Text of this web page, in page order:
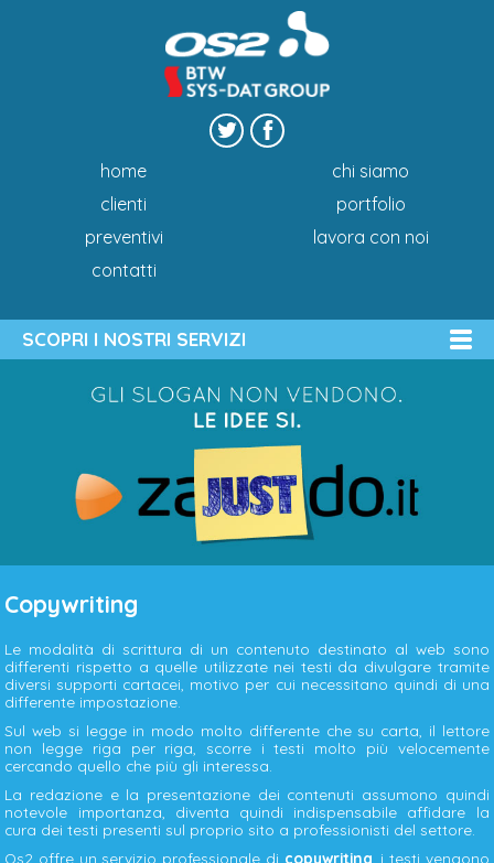
home
chi siamo
clienti
portfolio
preventivi
lavora con noi
contatti
SCOPRI I NOSTRI SERVIZI
Copywriting
Le modalità di scrittura di un contenuto destinato al web sono
differenti rispetto a quelle utilizzate nei testi da divulgare tramite
diversi supporti cartacei, motivo per cui necessitano quindi di una
differente impostazione.
Sul web si legge in modo molto differente che su carta, il lettore
non legge riga per riga, scorre i testi molto più velocemente
cercando quello che più gli interessa.
La redazione e la presentazione dei contenuti assumono quindi
notevole importanza, diventa quindi indispensabile affidare la
cura dei testi presenti sul proprio sito a professionisti del settore.
Os2 offre un servizio professionale di copywriting , i testi vengono